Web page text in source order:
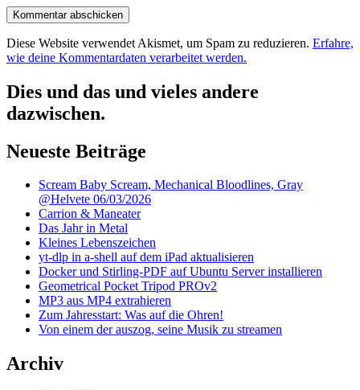
Diese Website verwendet Akismet, um Spam zu reduzieren. Erfahre,
wie deine Kommentardaten verarbeitet werden.
Dies und das und vieles andere
dazwischen.
Neueste Beiträge
Scream Baby Scream, Mechanical Bloodlines, Gray
@Helvete 06/03/2026
Carrion & Maneater
Das Jahr in Metal
Kleines Lebenszeichen
yt-dlp in a-shell auf dem iPad aktualisieren
Docker und Stirling-PDF auf Ubuntu Server installieren
Geometrical Pocket Tripod PROv2
MP3 aus MP4 extrahieren
Zum Jahresstart: Was auf die Ohren!
Von einem der auszog, seine Musik zu streamen
Archiv